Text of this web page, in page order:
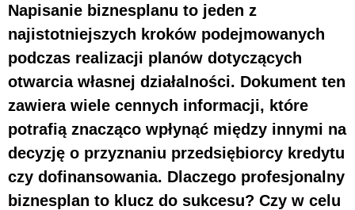
Napisanie biznesplanu to jeden z
najistotniejszych kroków podejmowanych
podczas realizacji planów dotyczących
otwarcia własnej działalności. Dokument ten
zawiera wiele cennych informacji, które
potrafią znacząco wpłynąć między innymi na
decyzję o przyznaniu przedsiębiorcy kredytu
czy dofinansowania. Dlaczego profesjonalny
biznesplan to klucz do sukcesu? Czy w celu